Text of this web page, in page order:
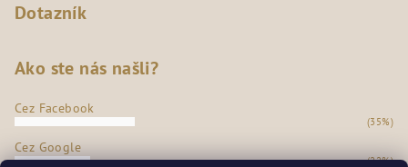
Dotazník
Ako ste nás našli?
Cez Facebook
(35%)
Cez Google
(22%)